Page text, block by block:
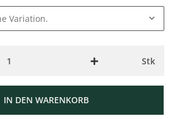
Variation.
Stk
IN DEN WARENKORB